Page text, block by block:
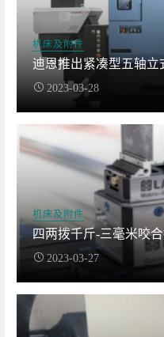
机床及附件
迪恩推出紧凑型五轴立
2023-03-28
机床及附件
四两拨千斤-三毫米咬
2023-03-27